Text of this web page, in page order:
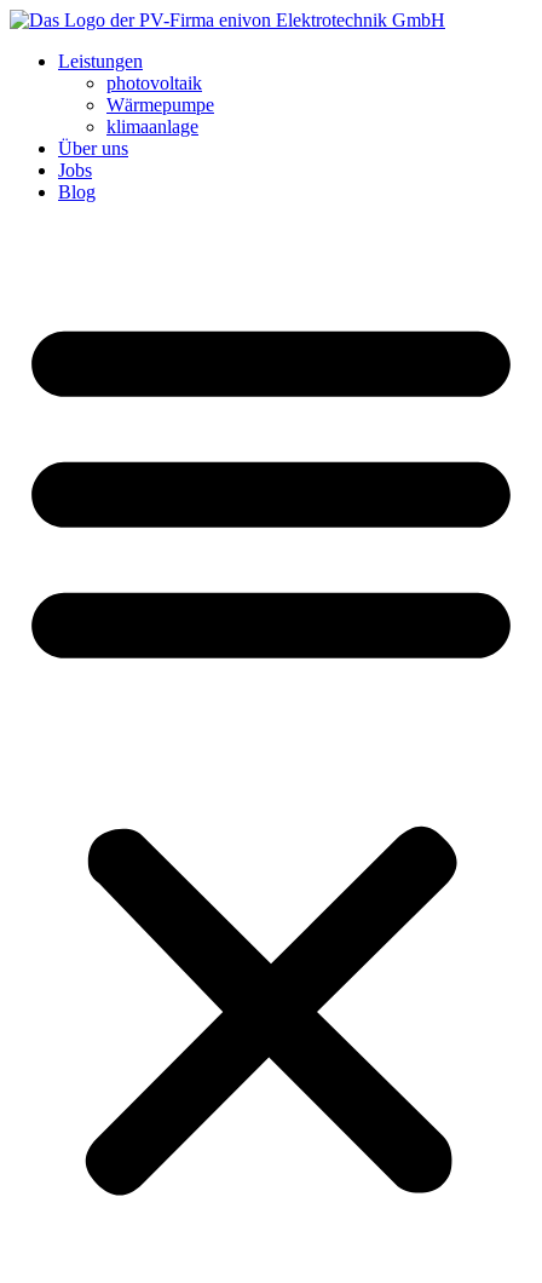
Leistungen
photovoltaik
Wärmepumpe
klimaanlage
Über uns
Jobs
Blog